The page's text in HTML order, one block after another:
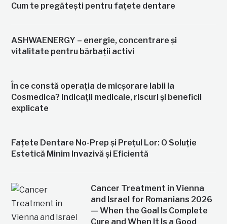
Cum te pregătești pentru fațete dentare
ASHWAENERGY – energie, concentrare și
vitalitate pentru bărbații activi
În ce constă operația de micșorare labii la
Cosmedica? Indicații medicale, riscuri și beneficii
explicate
Fațete Dentare No-Prep și Prețul Lor: O Soluție
Estetică Minim Invazivă și Eficientă
Cancer Treatment in Vienna
and Israel for Romanians 2026
— When the Goal Is Complete
Cure and When It Is a Good